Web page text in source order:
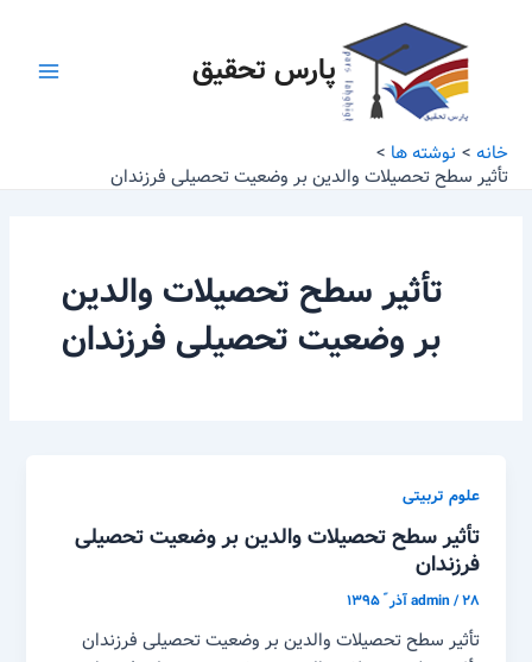
پارس تحقیق
خانه
نوشته ها
تأثیر سطح تحصیلات والدین بر وضعیت تحصیلی فرزندان
تأثیر سطح تحصیلات والدین
بر وضعیت تحصیلی فرزندان
علوم تربیتی
تأثیر سطح تحصیلات والدین بر وضعیت تحصیلی
فرزندان
admin/۲۸ آذر ّ ۱۳۹۵
تأثیر سطح تحصیلات والدین بر وضعیت تحصیلی فرزندان